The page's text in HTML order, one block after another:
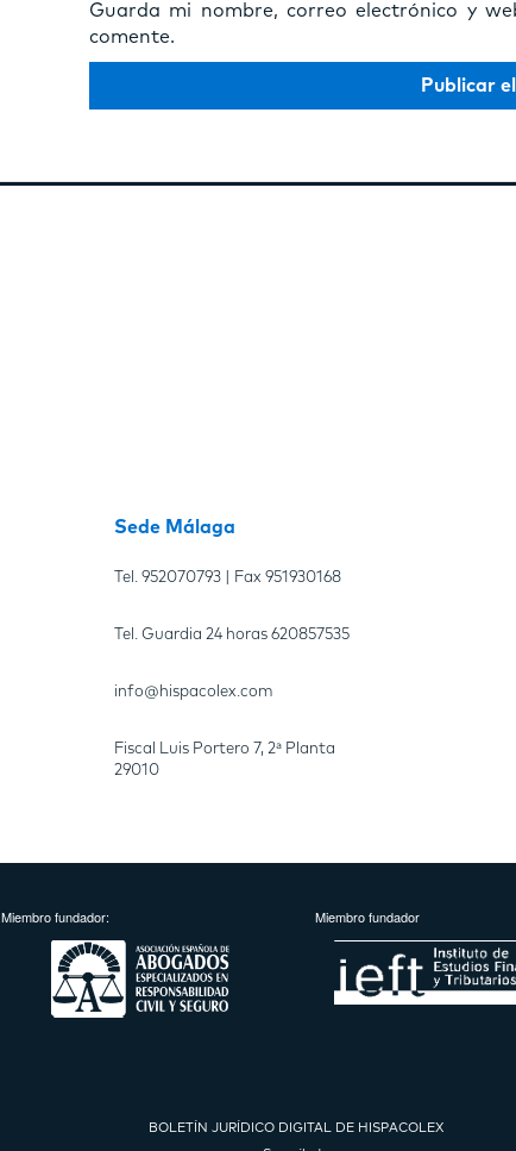
Guarda mi nombre, correo electrónico y
comente.
Sede Málaga
Tel. 952070793| Fax 951930168
Tel. Guardia 24 horas 620857535
info@hispacolex.com
Fiscal Luis Portero 7, 2ª Planta
29010
Miembro fundador: Miembro fundador
BOLETÍN JURÍDICO DIGITAL DE HISPACOLEX